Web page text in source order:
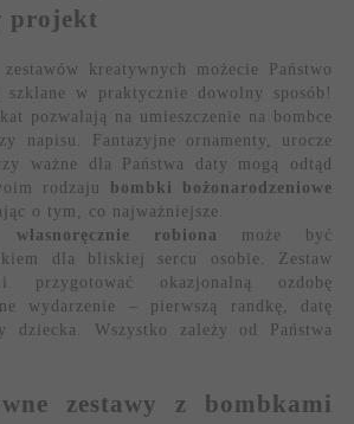
projekt
kreatywnych możecie Państwo
szklane w praktycznie dowolny sposób!
pozwalają na umieszczenie na bombce
napisu. Fantazyjne ornamenty, urocze
ważne dla Państwa daty mogą odtąd
rodzaju bombki bożonarodzeniowe
o tym, co najważniejsze.
robiona
może być
dla bliskiej sercu osobie. Zestaw
przygotować okazjonalną ozdobę
wydarzenie – pierwszą randkę, datę
dziecka. Wszystko zależy od Państwa
zestawy z bombkami